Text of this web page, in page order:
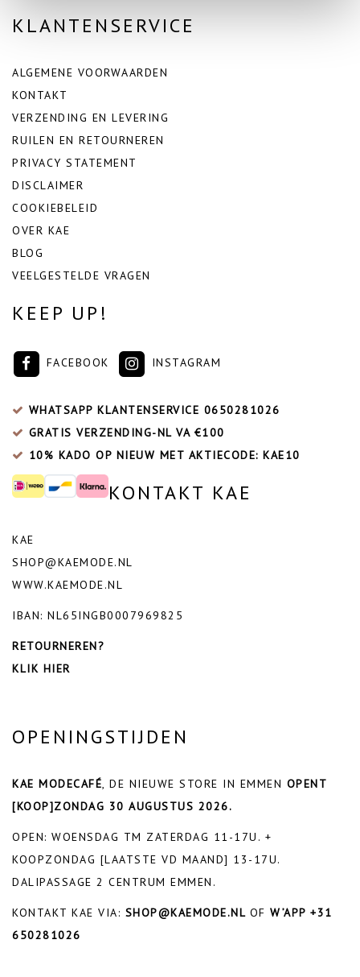
KLANTENSERVICE
ALGEMENE VOORWAARDEN
KONTAKT
VERZENDING EN LEVERING
RUILEN EN RETOURNEREN
PRIVACY STATEMENT
DISCLAIMER
COOKIEBELEID
OVER KAE
BLOG
VEELGESTELDE VRAGEN
KEEP UP!
FACEBOOK INSTAGRAM
WHATSAPP KLANTENSERVICE 0650281026
GRATIS VERZENDING-NL VA €100
10% KADO OP NIEUW MET AKTIECODE: KAE10
KONTAKT KAE
KAE
SHOP@KAEMODE.NL
WWW.KAEMODE.NL
IBAN: NL65INGB0007969825
RETOURNEREN?
KLIK HIER
OPENINGSTIJDEN
KAE MODECAFÉ, DE NIEUWE STORE IN EMMEN OPENT
[KOOP]ZONDAG 30 AUGUSTUS 2026.
OPEN: WOENSDAG TM ZATERDAG 11-17U. +
KOOPZONDAG [LAATSTE VD MAAND] 13-17U.
DALIPASSAGE 2 CENTRUM EMMEN.
KONTAKT KAE VIA: SHOP@KAEMODE.NL OF W’APP +31
650281026